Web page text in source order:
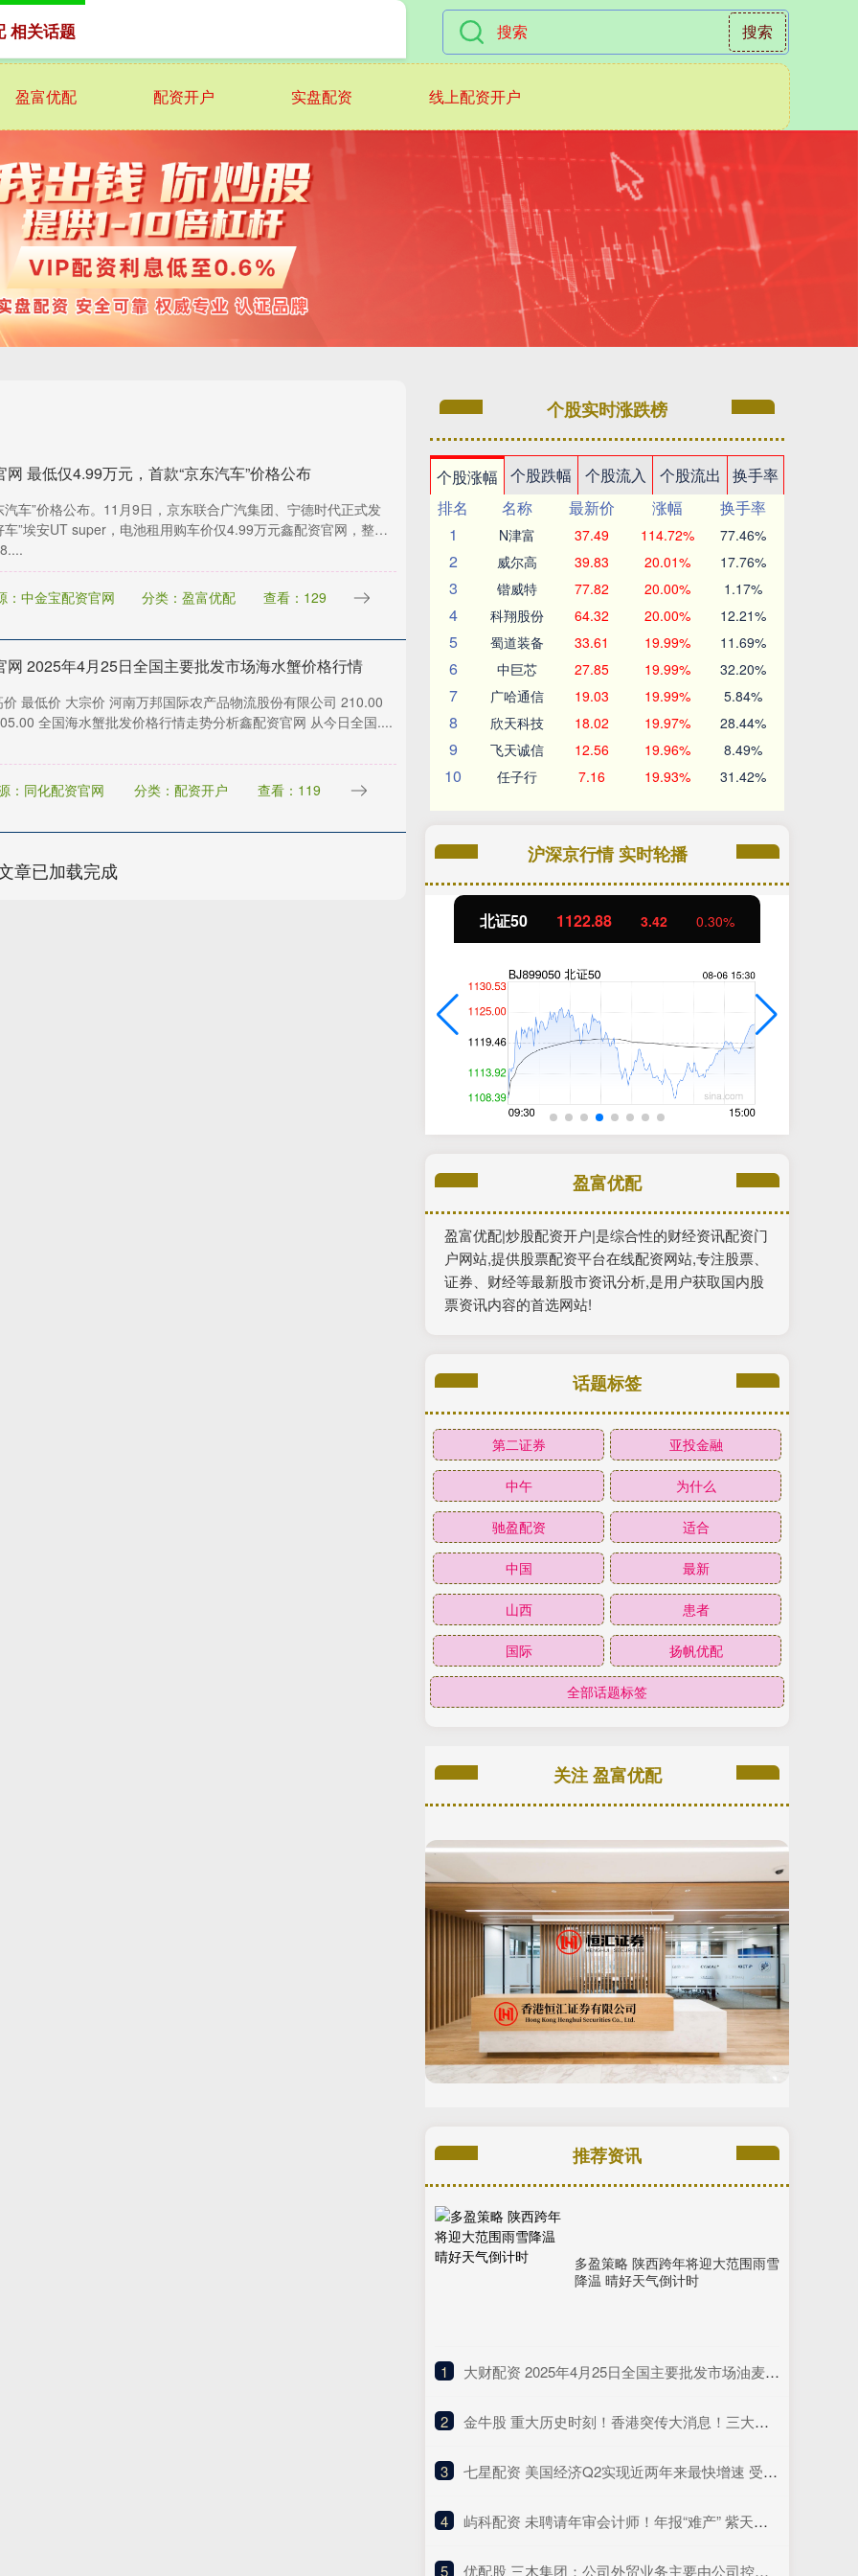
搜索
盈富优配 配资开户 实盘配资 线上配资开户
相关话题
网 最低仅4.99万元，首款“京东汽车”价格公布
汽车”价格公布。11月9日，京东联合广汽集团、宁德时代正式发
车”埃安UT super，电池租用购车价仅4.99万元鑫配资官网，整车
：中金宝配资官网 分类：盈富优配 查看：129
网 2025年4月25日全国主要批发市场海水蟹价格行情
最低价 大宗价 河南万邦国际农产品物流股份有限公司 210.00
全国海水蟹批发价格行情走势分析鑫配资官网 从今日全国....
：同化配资官网 分类：配资开户 查看：119
章已加载完成
个股实时涨跌榜
个股涨幅 个股跌幅 个股流入 个股流出
换手率
排名
名称 最新价 涨幅
换手率
1
N津富 37.49 114.72% 77.46%
2 威尔高 39.83 20.01% 17.76%
3 锴威特 77.82 20.00% 1.17%
4 科翔股份 64.32 20.00% 12.21%
5 蜀道装备 33.61 19.99% 11.69%
6 中巨芯 27.85 19.99% 32.20%
7 广哈通信 19.03 19.99% 5.84%
8 欣天科技 18.02 19.97% 28.44%
9 飞天诚信 12.56 19.96% 8.49%
10 任子行 7.16 19.93% 31.42%
沪深京行情 实时轮播
北证50 1122.88 3.42 0.30%
盈富优配
盈富优配|炒股配资开户|是综合性的财经资讯配资门
户网站,提供股票配资平台在线配资网站,专注股票、
证券、财经等最新股市资讯分析,是用户获取国内股
票资讯内容的首选网站!
话题标签
第二证券 亚投金融
中午 为什么
驰盈配资 适合
中国 最新
山西 患者
国际 扬帆优配
全部话题标签
关注 盈富优配
推荐资讯
多盈策略 陕西跨年将迎大范围雨雪
降温 晴好天气倒计时
1 ​大财配资 2025年4月25日全国主要批发市场油麦菜价格行情
2 ​金牛股 重大历史时刻！香港突传大消息！三大比特币现货ETF正式开盘
3 ​七星配资 美国经济Q2实现近两年来最快增速 受消费支出提振
4 ​屿科配资 未聘请年审会计师！年报“难产” 紫天科技面临退市风险
5 ​优配股 三木集团：公司外贸业务主要由公司控股子公司福州轻工进出口有限公司开展